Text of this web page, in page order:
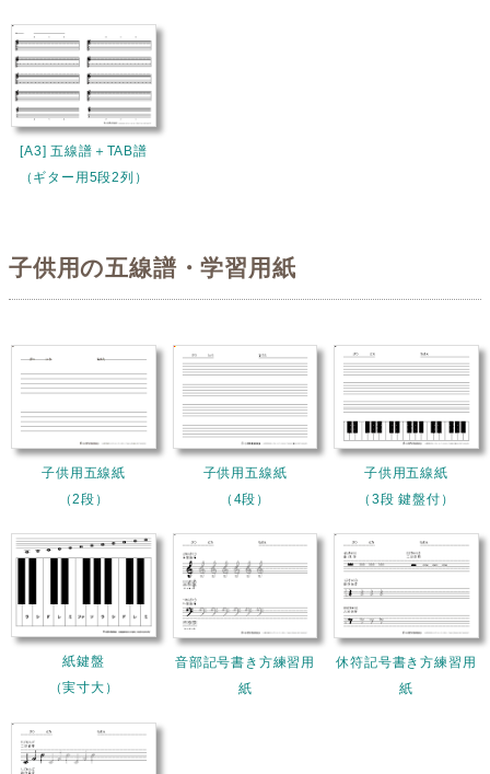
[A3] 五線譜＋TAB譜
（ギター用5段2列）
子供用の五線譜・学習用紙
子供用五線紙
（2段）
子供用五線紙
（4段）
子供用五線紙
（3段 鍵盤付）
紙鍵盤
（実寸大）
音部記号書き方練習用
紙
休符記号書き方練習用
紙